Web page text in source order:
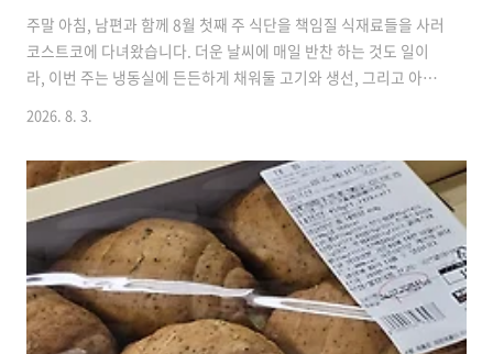
주말 아침, 남편과 함께 8월 첫째 주 식단을 책임질 식재료들을 사러
코스트코에 다녀왔습니다. 더운 날씨에 매일 반찬 하는 것도 일이
라, 이번 주는 냉동실에 든든하게 채워둘 고기와 생선, 그리고 아이
을 책임져줄 이번 주 장바구니 목록을 기록해 볼게요.1. 손질임연수
어 (1KG)가격: 14,490원할인: 3,000원 (할인가 11,490원)우리 집
단골 반찬 임연수어예요. 손질이 싹 되어 있어서 팩에서 꺼내서 에
어프라이어에 굽기만 하면 근사한 메인 반찬이 됩니다. 냄새도 덜
나고 살이 담백해서 간장 살짝 찍어주면 아이들이 밥 한 그릇을 뚝
딱 비워내요. 3천 원 세일하길래 반가운 ..
2026. 8. 3.